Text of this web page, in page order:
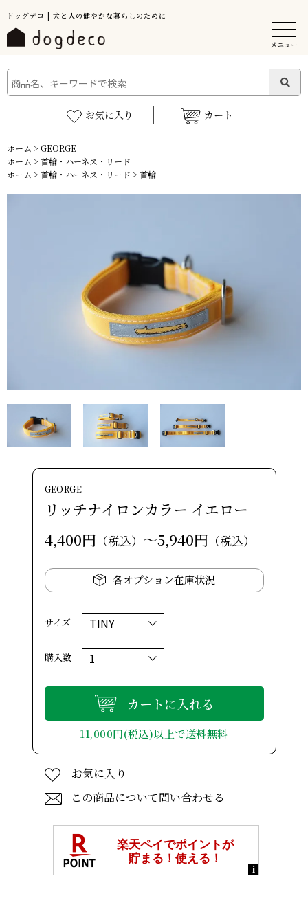
ドッグデコ | 犬と人の健やかな暮らしのために
メニュー
お気に入り カート
ホーム > GEORGE
ホーム > 首輪・ハーネス・リード
ホーム > 首輪・ハーネス・リード > 首輪
GEORGE
リッチナイロンカラー イエロー
4,400円 （税込） ～5,940円 （税込）
各オプション在庫状況
サイズ
購入数
カートに入れる
11,000円(税込)以上で送料無料
お気に入り
この商品について問い合わせる